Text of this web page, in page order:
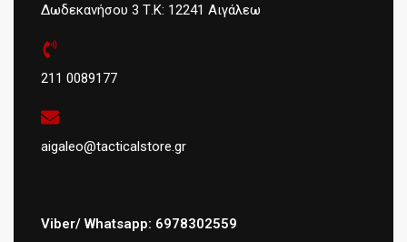
Δωδεκανήσου 3 Τ.Κ: 12241 Αιγάλεω
211 0089177
aigaleo@tacticalstore.gr
Viber/ Whatsapp: 6978302559